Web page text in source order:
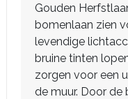
Gouden
bomenlaan zien
levendige
bruine tinten
zorgen voor een
de muur. Door